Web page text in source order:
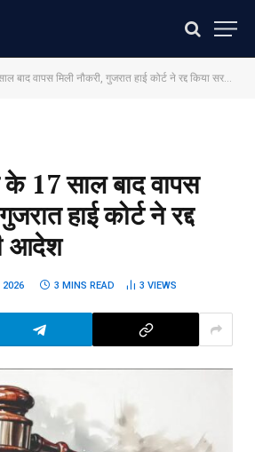
वापस मिली नौकरी, गुजरात हाई कोर्ट ने रद्द किया सरकारी आदेश
के 17 साल बाद वापस
हाई कोर्ट ने रद्द
आदेश
2026 3 MINS READ 3VIEWS